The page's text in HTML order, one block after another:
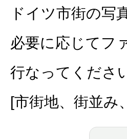
ドイツ市街の写
必要に応じてフ
行なってくださ
[市街地、街並み